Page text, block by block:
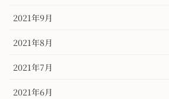
2021年9月
2021年8月
2021年7月
2021年6月